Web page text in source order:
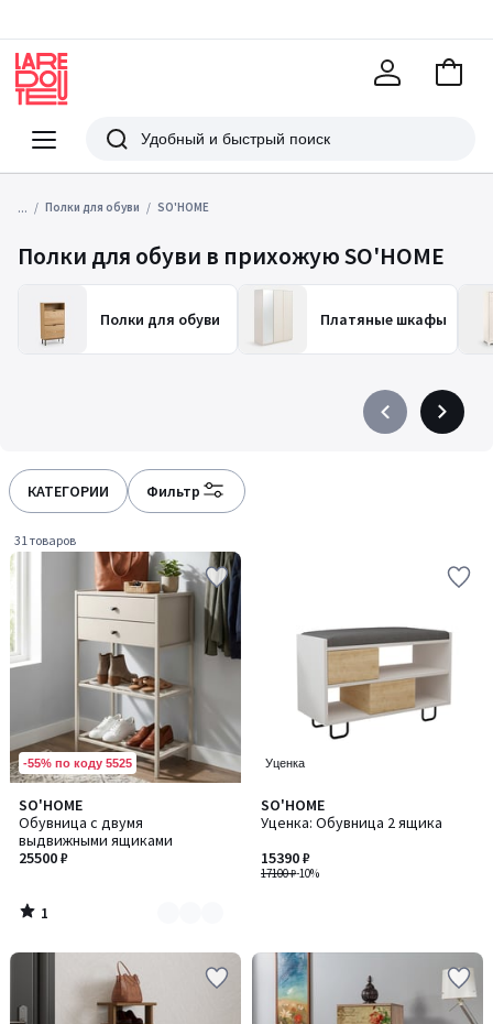
Меню
Redoute
Поиск
В
... Полки для обуви SO'HOME
Полки для обуви в прихожую SO'HOME
Полки для обуви Платяные шкафы
PrécédentSuivant
КАТЕГОРИИ Фильтр
31 товаров
-55% по коду 5525
SO'HOME
Обувница с двумя
выдвижными ящиками
25500 ₽
1
/
5
Количество
цветов:
2
1
/
Уценка
SO'HOME
Уценка: Обувница 2 ящика
17100 ₽-10%
15390 ₽